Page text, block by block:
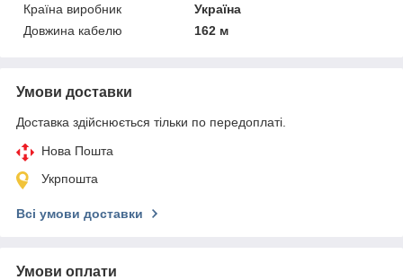
Країна виробник
Україна
Довжина кабелю
162 м
Умови доставки
Доставка здійснюється тільки по передоплаті.
Нова Пошта
Укрпошта
Всі умови доставки
Умови оплати